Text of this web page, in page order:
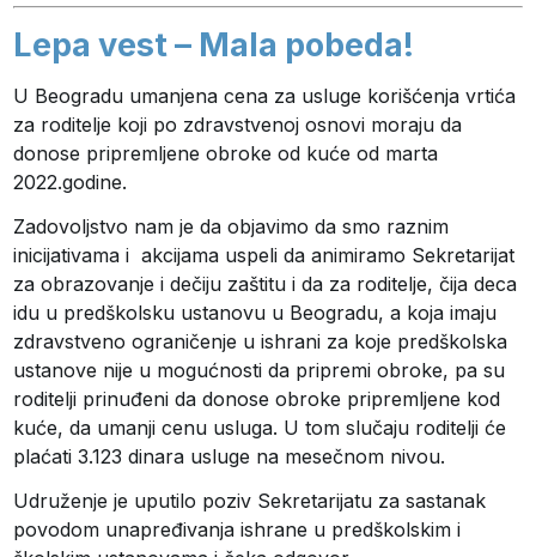
Lepa vest – Mala pobeda!
U Beogradu umanjena cena za usluge korišćenja vrtića
za roditelje koji po zdravstvenoj osnovi moraju da
donose pripremljene obroke od kuće od marta
2022.godine.
Zadovoljstvo nam je da objavimo da smo raznim
inicijativama i akcijama uspeli da animiramo Sekretarijat
za obrazovanje i dečiju zaštitu i da za roditelje, čija deca
idu u predškolsku ustanovu u Beogradu, a koja imaju
zdravstveno ograničenje u ishrani za koje predškolska
ustanove nije u mogućnosti da pripremi obroke, pa su
roditelji prinuđeni da donose obroke pripremljene kod
kuće, da umanji cenu usluga. U tom slučaju roditelji će
plaćati 3.123 dinara usluge na mesečnom nivou.
Udruženje je uputilo poziv Sekretarijatu za sastanak
povodom unapređivanja ishrane u predškolskim i